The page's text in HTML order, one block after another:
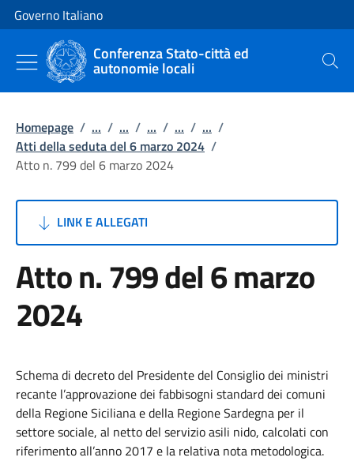
Vai al contenuto
Vai alla navigazione del sito
Governo Italiano
Conferenza Stato-città ed
autonomie locali Cerca
Homepage / ... / ... / ... / ... / ... /
Atti della seduta del 6 marzo 2024 /
Atto n. 799 del 6 marzo 2024
LINK E ALLEGATI
Atto n. 799 del 6 marzo
2024
Schema di decreto del Presidente del Consiglio dei ministri
recante l’approvazione dei fabbisogni standard dei comuni
della Regione Siciliana e della Regione Sardegna per il
settore sociale, al netto del servizio asili nido, calcolati con
riferimento all’anno 2017 e la relativa nota metodologica.